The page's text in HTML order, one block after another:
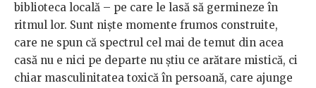
biblioteca locală – pe care le lasă să germineze în
ritmul lor. Sunt niște momente frumos construite,
care ne spun că spectrul cel mai de temut din acea
casă nu e nici pe departe nu știu ce arătare mistică, ci
chiar masculinitatea toxică în persoană, care ajunge